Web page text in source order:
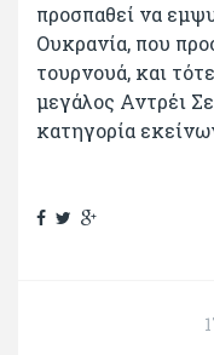
προσπαθεί να
Ουκρανία, που
τουρνουά, και
μεγάλος Αντρέι
κατηγορία